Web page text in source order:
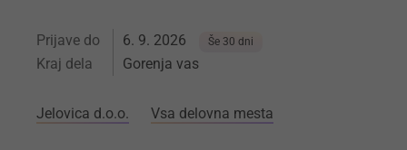
Prijave do 6. 9. 2026 Še 30 dni
Kraj dela Gorenja vas
Jelovica d.o.o. Vsa delovna mesta